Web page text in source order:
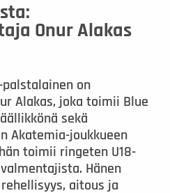
Onur Alakas
palstalainen on
Alakas, joka toimii Blue
sekä
Akatemia-joukkueen
toimii ringeten U18-
Hänen
aitous ja